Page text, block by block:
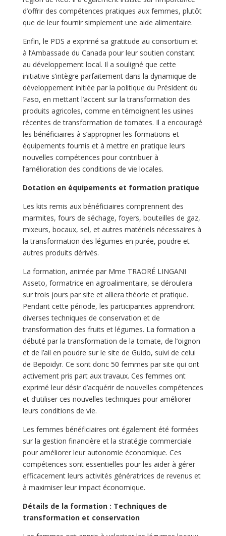
d’offrir des compétences pratiques aux femmes, plutôt
que de leur fournir simplement une aide alimentaire.
Enfin, le PDS a exprimé sa gratitude au consortium et
à l’Ambassade du Canada pour leur soutien constant
au développement local. Il a souligné que cette
initiative s’intègre parfaitement dans la dynamique de
développement initiée par la politique du Président du
Faso, en mettant l’accent sur la transformation des
produits agricoles, comme en témoignent les usines
récentes de transformation de tomates. Il a encouragé
les bénéficiaires à s’approprier les formations et
équipements fournis et à mettre en pratique leurs
nouvelles compétences pour contribuer à
l’amélioration des conditions de vie locales.
Dotation en équipements et formation pratique
Les kits remis aux bénéficiaires comprennent des
marmites, fours de séchage, foyers, bouteilles de gaz,
mixeurs, bocaux, sel, et autres matériels nécessaires à
la transformation des légumes en purée, poudre et
autres produits dérivés.
La formation, animée par Mme TRAORÉ LINGANI
Asseto, formatrice en agroalimentaire, se déroulera
sur trois jours par site et alliera théorie et pratique.
Pendant cette période, les participantes apprendront
diverses techniques de conservation et de
transformation des fruits et légumes. La formation a
débuté par la transformation de la tomate, de l’oignon
et de l’ail en poudre sur le site de Guido, suivi de celui
de Bepoidyr. Ce sont donc 50 femmes par site qui ont
activement pris part aux travaux. Ces femmes ont
exprimé leur désir d’acquérir de nouvelles compétences
et d’utiliser ces nouvelles techniques pour améliorer
leurs conditions de vie.
Les femmes bénéficiaires ont également été formées
sur la gestion financière et la stratégie commerciale
pour améliorer leur autonomie économique. Ces
compétences sont essentielles pour les aider à gérer
efficacement leurs activités génératrices de revenus et
à maximiser leur impact économique.
Détails de la formation : Techniques de
transformation et conservation